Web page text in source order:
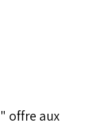
" offre aux